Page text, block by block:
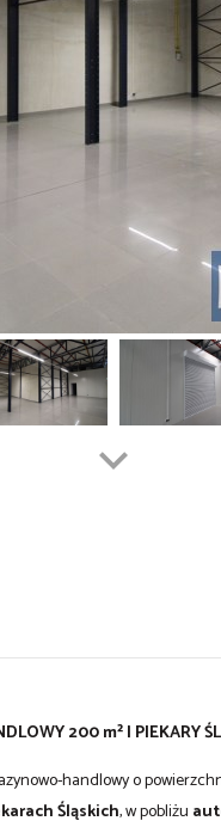
200 m² | PIEKARY
handlowy o
Śląskich, w pobliżu